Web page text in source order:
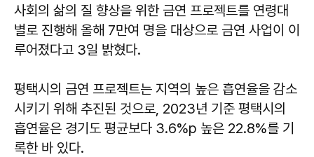
사회의 삶의 질 향상을 위한 금연 프로젝트를 연령대
별로 진행해 올해 7만여 명을 대상으로 금연 사업이 이
루어졌다고 3일 밝혔다.
평택시의 금연 프로젝트는 지역의 높은 흡연율을 감소
시키기 위해 추진된 것으로, 2023년 기준 평택시의
흡연율은 경기도 평균보다 3.6%p 높은 22.8%를 기
록한 바 있다.